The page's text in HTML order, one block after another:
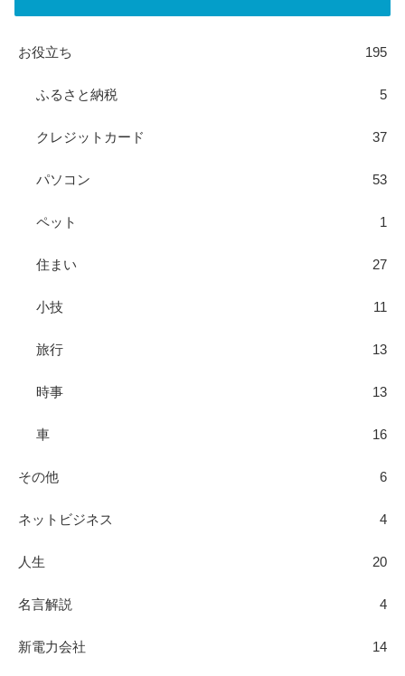
お役立ち 195
ふるさと納税 5
クレジットカード 37
パソコン 53
ペット 1
住まい 27
小技 11
旅行 13
時事 13
車 16
その他 6
ネットビジネス 4
人生 20
名言解説 4
新電力会社 14